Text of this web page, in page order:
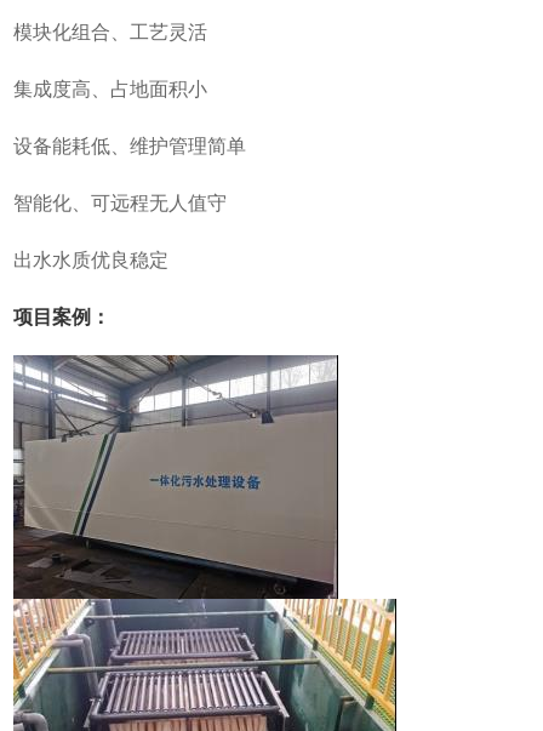
模块化组合、工艺灵活
集成度高、占地面积小
设备能耗低、维护管理简单
智能化、可远程无人值守
出水水质优良稳定
项目案例：